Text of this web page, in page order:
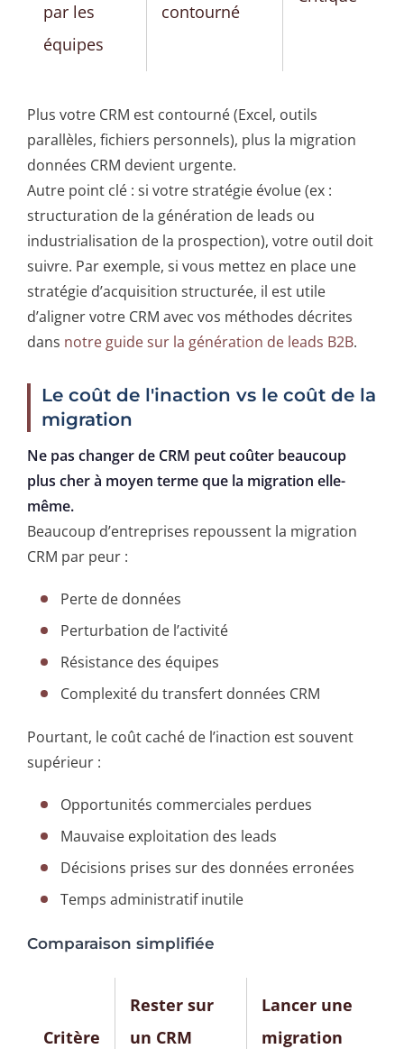
par les
équipes
contourné
Plus votre CRM est contourné (Excel, outils
parallèles, fichiers personnels), plus la migration
données CRM devient urgente.
Autre point clé : si votre stratégie évolue (ex :
structuration de la génération de leads ou
industrialisation de la prospection), votre outil doit
suivre. Par exemple, si vous mettez en place une
stratégie d’acquisition structurée, il est utile
d’aligner votre CRM avec vos méthodes décrites
dans notre guide sur la génération de leads B2B.
Le coût de l'inaction vs le coût de la
migration
Ne pas changer de CRM peut coûter beaucoup
plus cher à moyen terme que la migration elle-
même.
Beaucoup d’entreprises repoussent la migration
CRM par peur :
Perte de données
Perturbation de l’activité
Résistance des équipes
Complexité du transfert données CRM
Pourtant, le coût caché de l’inaction est souvent
supérieur :
Opportunités commerciales perdues
Mauvaise exploitation des leads
Décisions prises sur des données erronées
Temps administratif inutile
Comparaison simplifiée
Critère
Rester sur
un CRM
Lancer une
migration